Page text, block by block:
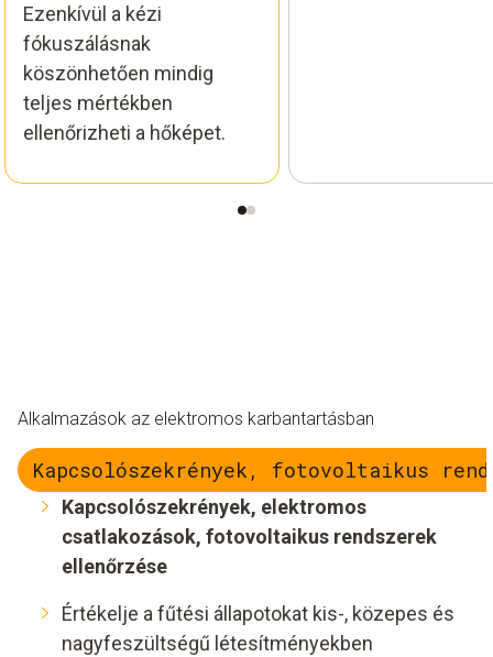
Ezenkívül a kézi
fókuszálásnak
köszönhetően mindig
teljes mértékben
ellenőrizheti a hőképet.
Alkalmazások az elektromos karbantartásban
Kapcsolószekrények, fotovoltaikus
Kapcsolószekrények, elektromos
csatlakozások, fotovoltaikus rendszerek
ellenőrzése
Értékelje a fűtési állapotokat kis-, közepes és
nagyfeszültségű létesítményekben